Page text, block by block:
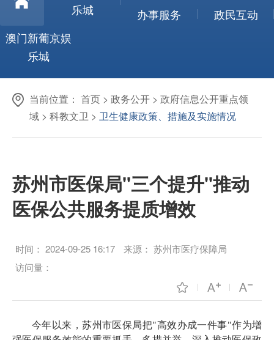
乐城
办事服务
政民互动
澳门新葡京娱
乐城
当前位置： 首页 > 政务公开 > 政府信息公开重点领
域 > 科教文卫 > 卫生健康政策、措施及实施情况
苏州市医保局"三个提升"推动
医保公共服务提质增效
时间： 2024-09-25 16:17 来源： 苏州市医疗保障局
访问量：
今年以来，苏州市医保局把"高效办成一件事"作为增